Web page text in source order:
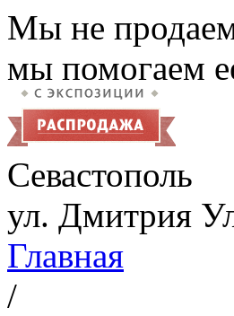
Мы не
мы помогаем
Севастополь
ул. Дмитрия
Главная
/